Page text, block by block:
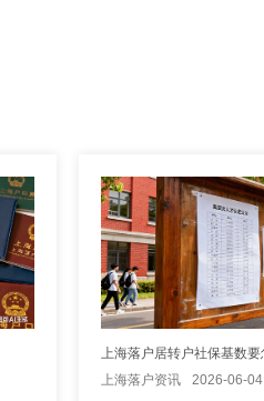
上海落户资讯
2026-06-04